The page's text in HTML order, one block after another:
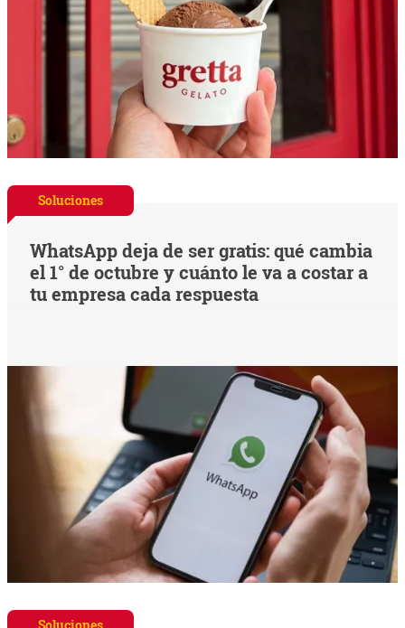
Soluciones
WhatsApp deja de ser gratis: qué cambia
el 1° de octubre y cuánto le va a costar a
tu empresa cada respuesta